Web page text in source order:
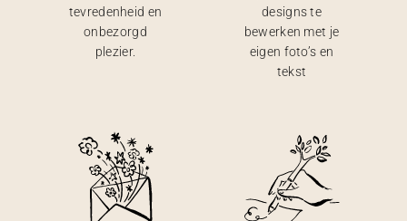
tevredenheid en
onbezorgd
plezier.
designs te
bewerken met je
eigen foto’s en
tekst